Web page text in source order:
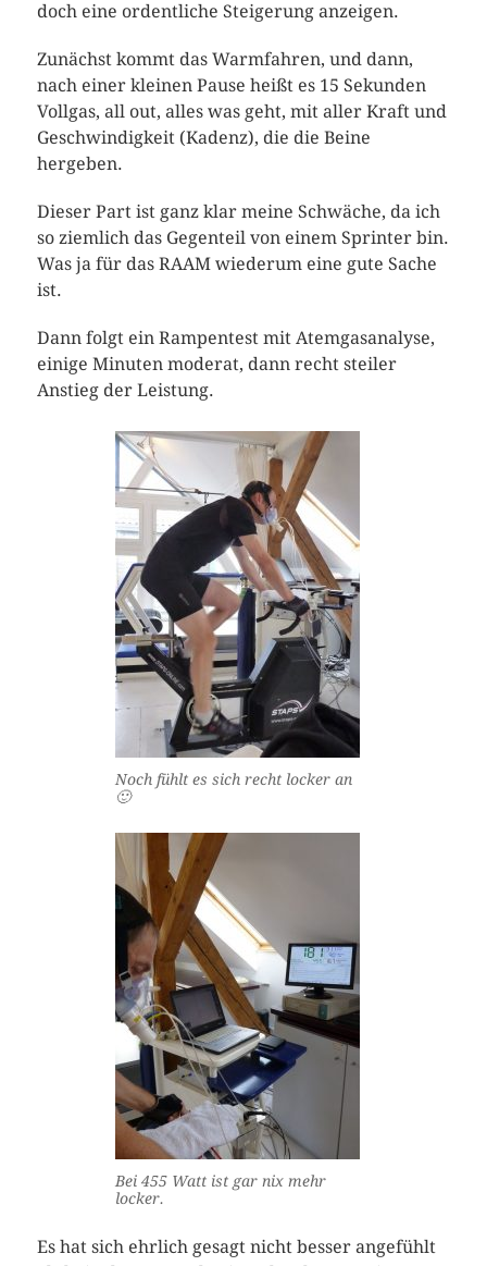
doch eine ordentliche Steigerung anzeigen.
Zunächst kommt das Warmfahren, und dann,
nach einer kleinen Pause heißt es 15 Sekunden
Vollgas, all out, alles was geht, mit aller Kraft und
Geschwindigkeit (Kadenz), die die Beine
hergeben.
Dieser Part ist ganz klar meine Schwäche, da ich
so ziemlich das Gegenteil von einem Sprinter bin.
Was ja für das RAAM wiederum eine gute Sache
ist.
Dann folgt ein Rampentest mit Atemgasanalyse,
einige Minuten moderat, dann recht steiler
Anstieg der Leistung.
Noch fühlt es sich recht locker an
🙂
Bei 455 Watt ist gar nix mehr
locker.
Es hat sich ehrlich gesagt nicht besser angefühlt